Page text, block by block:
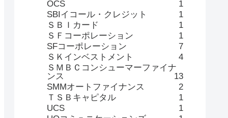
OCS
1
SBIイコール・クレジット
1
ＳＢＩカード
1
ＳＦコーポレーション
1
SFコーポレーション
7
ＳＫインベストメント
4
ＳＭＢＣコンシューマーファイナ
ンス
13
SMMオートファイナンス
2
ＴＳＢキャピタル
1
UCS
1